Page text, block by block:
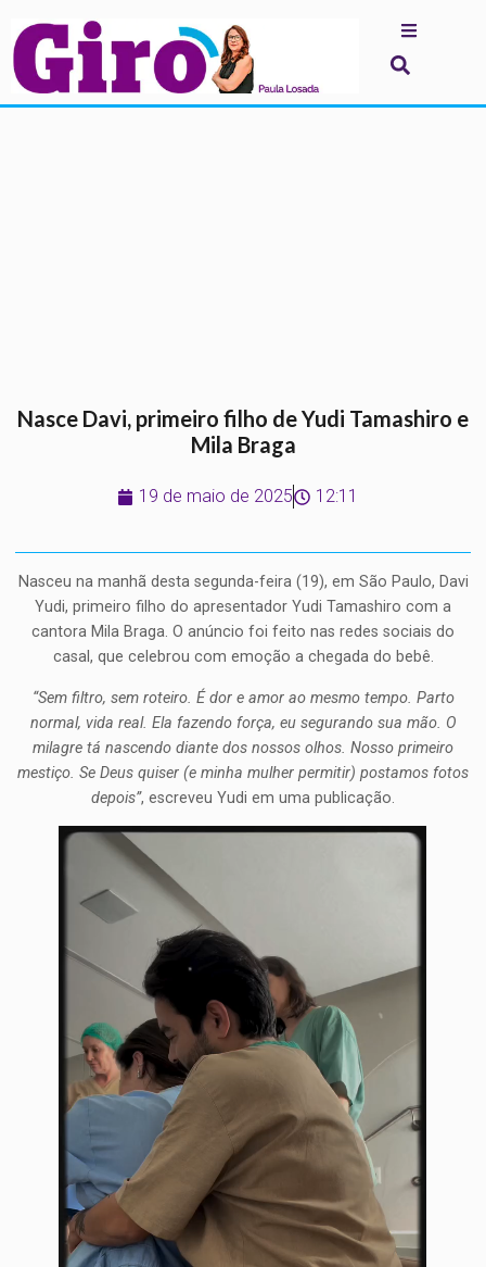
Nasce Davi, primeiro filho de Yudi Tamashiro e
Mila Braga
19 de maio de 2025 12:11
Nasceu na manhã desta segunda-feira (19), em São Paulo, Davi
Yudi, primeiro filho do apresentador Yudi Tamashiro com a
cantora Mila Braga. O anúncio foi feito nas redes sociais do
casal, que celebrou com emoção a chegada do bebê.
“Sem filtro, sem roteiro. É dor e amor ao mesmo tempo. Parto
normal, vida real. Ela fazendo força, eu segurando sua mão. O
milagre tá nascendo diante dos nossos olhos. Nosso primeiro
mestiço. Se Deus quiser (e minha mulher permitir) postamos fotos
depois”, escreveu Yudi em uma publicação.